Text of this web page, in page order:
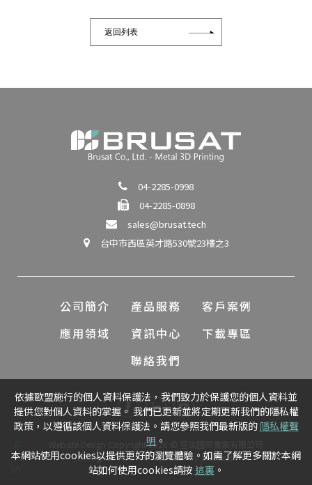
返回列表
04-2285-0998
04-2285-0898
sales@brusat.tech
台中市西區英才路530號23樓之3
公司簡介 產品服務
客戶案例
應用領域
資訊中心
下載專區
聯絡我們
Copyright 2026 © 昱竑國際實業有限公司
All Rights Reserved.網頁設計by 覺醒設計
依據歐盟施行的個人資料保護法，我們致力於保護您的個人資料並
提供您對個人資料的掌握。 我們已更新並將定期更新我們的隱私權
政策，以遵循該個人資料保護法。請您參照我們最新版的 隱私權聲
明 。
本網站使用cookies以提供更好的瀏覽體驗。如需了解更多關於本網
站如何使用cookies請按 這裏 。